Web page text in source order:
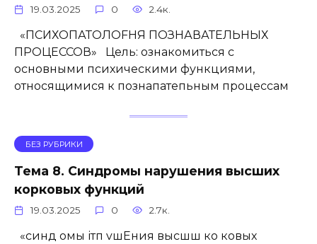
19.03.2025 0 2.4к.
«ПСИХОПАТОЛОFНЯ ПОЗНАВАТЕЛЬНЫХ
ПРОЦЕССОВ» Цель: ознакомиться с
основными психическими функциями,
относящимися к познапатепьным процессам
БЕЗ РУБРИКИ
Тема 8. Синдромы нарушения высших
корковых функций
19.03.2025 0 2.7к.
«синд омы ітп vшEния высшш ко ковых